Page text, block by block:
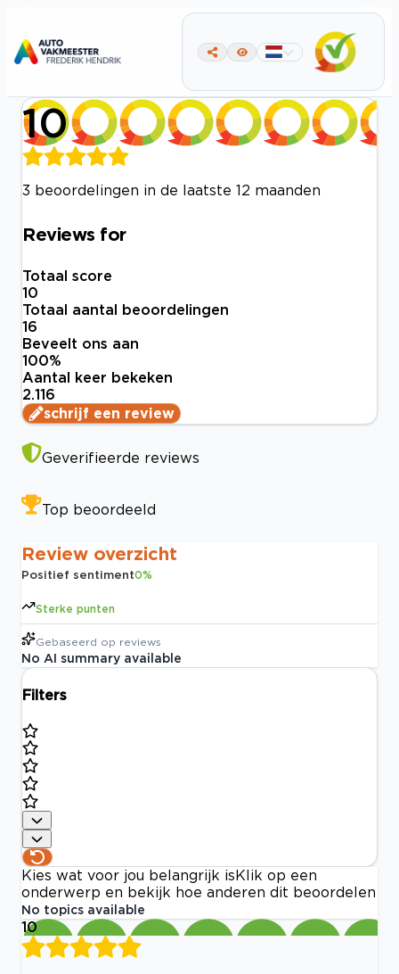
10
3 beoordelingen in de laatste 12 maanden
Reviews for
Totaal score
10
Totaal aantal beoordelingen
16
Beveelt ons aan
100%
Aantal keer bekeken
2.116
schrijf een review
Geverifieerde reviews
Top beoordeeld
Review overzicht
Positief sentiment0%
Sterke punten
Gebaseerd op reviews
No AI summary available
Filters
Kies wat voor jou belangrijk is Klik op een
onderwerp en bekijk hoe anderen dit beoordelen
No topics available
10